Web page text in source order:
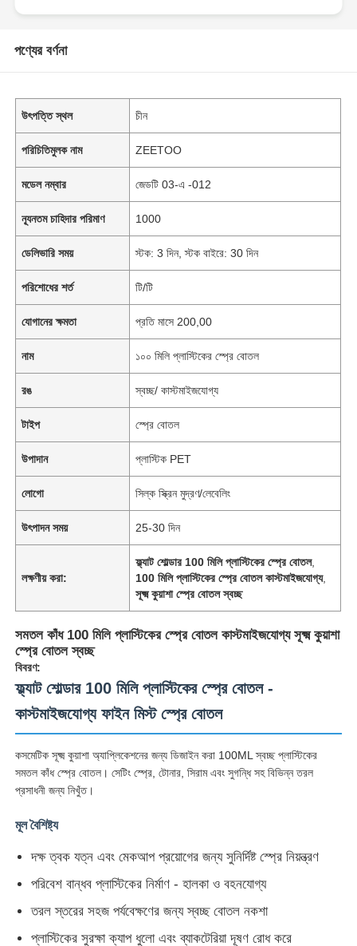
পণ্যের বর্ণনা
উৎপত্তি স্থল চীন
পরিচিতিমুলক নাম ZEETOO
মডেল নম্বার জেডটি 03-এ -012
ন্যূনতম চাহিদার পরিমাণ 1000
ডেলিভারি সময় স্টক: 3 দিন, স্টক বাইরে: 30 দিন
পরিশোধের শর্ত টি/টি
যোগানের ক্ষমতা প্রতি মাসে 200,00
নাম ১০০ মিলি প্লাস্টিকের স্প্রে বোতল
রঙ স্বচ্ছ/ কাস্টমাইজযোগ্য
টাইপ স্প্রে বোতল
উপাদান প্লাস্টিক PET
লোগো সিল্ক স্ক্রিন মুদ্রণ/লেবেলিং
উৎপাদন সময় 25-30 দিন
লক্ষণীয় করা:
ফ্ল্যাট শোল্ডার 100 মিলি প্লাস্টিকের স্প্রে বোতল,
100 মিলি প্লাস্টিকের স্প্রে বোতল কাস্টমাইজযোগ্য,
সূক্ষ্ম কুয়াশা স্প্রে বোতল স্বচ্ছ
সমতল কাঁধ 100 মিলি প্লাস্টিকের স্প্রে বোতল কাস্টমাইজযোগ্য সূক্ষ্ম কুয়াশা
স্প্রে বোতল স্বচ্ছ
বিবরণ:
ফ্ল্যাট শোল্ডার 100 মিলি প্লাস্টিকের স্প্রে বোতল -
কাস্টমাইজযোগ্য ফাইন মিস্ট স্প্রে বোতল
কসমেটিক সূক্ষ্ম কুয়াশা অ্যাপ্লিকেশনের জন্য ডিজাইন করা 100ML স্বচ্ছ প্লাস্টিকের
সমতল কাঁধ স্প্রে বোতল। সেটিং স্প্রে, টোনার, সিরাম এবং সুগন্ধি সহ বিভিন্ন তরল
প্রসাধনী জন্য নিখুঁত।
মূল বৈশিষ্ট্য
দক্ষ ত্বক যত্ন এবং মেকআপ প্রয়োগের জন্য সুনির্দিষ্ট স্প্রে নিয়ন্ত্রণ
পরিবেশ বান্ধব প্লাস্টিকের নির্মাণ - হালকা ও বহনযোগ্য
তরল স্তরের সহজ পর্যবেক্ষণের জন্য স্বচ্ছ বোতল নকশা
প্লাস্টিকের সুরক্ষা ক্যাপ ধুলো এবং ব্যাকটেরিয়া দূষণ রোধ করে